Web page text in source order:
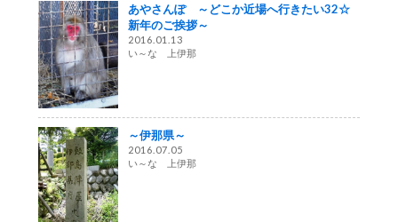
あやさんぽ ～どこか近場へ行きたい32☆
新年のご挨拶～
2016.01.13
い～な 上伊那
～伊那県～
2016.07.05
い～な 上伊那